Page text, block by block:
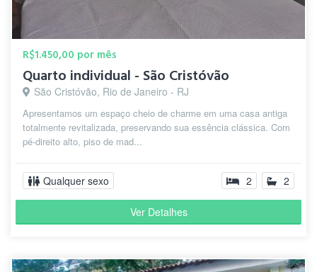
R$1.450,00 por mês
Quarto individual - São Cristóvão
São Cristóvão, Rio de Janeiro - RJ
Apresentamos um espaço cheio de charme em uma casa antiga
totalmente revitalizada, preservando sua essência clássica. Com
pé-direito alto, piso de mad...
Qualquer sexo 2 2
Ver Detalhes